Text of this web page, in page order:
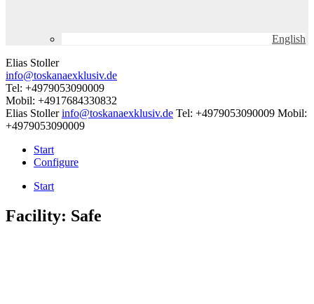
English
Elias Stoller
info@toskanaexklusiv.de
Tel: +4979053090009
Mobil: +4917684330832
Elias Stoller info@toskanaexklusiv.de Tel: +4979053090009 Mobil:
+4979053090009
Start
Configure
Start
Facility: Safe